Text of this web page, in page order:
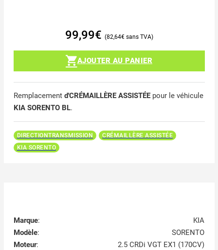
99,99€ 82,64€
AJOUTER AU PANIER
Remplacement d'CRÉMAILLÈRE ASSISTÉEpour le véhicule
KIA SORENTO BL.
DIRECTIONTRANSMISSION
CRÉMAILLÈRE ASSISTÉE
KIA SORENTO
Marque:
KIA
Modèle:
SORENTO
Moteur:
2.5 CRDi VGT EX1 (170CV)